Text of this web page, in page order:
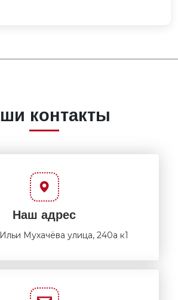
контакты
Наш адрес
Мухачёва улица, 240а к1